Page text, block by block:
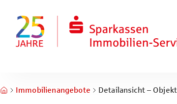
Zum Fuß springen
Immobilienangebote Detailansicht –